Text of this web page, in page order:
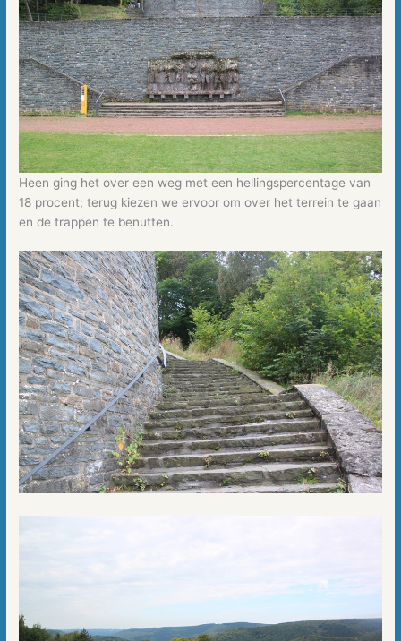
Heen ging het over een weg met een hellingspercentage van
18 procent; terug kiezen we ervoor om over het terrein te gaan
en de trappen te benutten.